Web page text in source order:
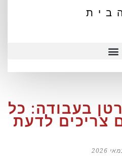
בעבודה: כל
צריכים לדעת